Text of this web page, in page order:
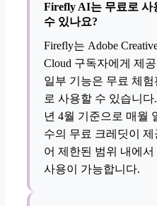
Firefly AI는 무료로 사
수 있나요?
Firefly는 Adobe
Cloud 구독자에게 제
일부 기능은 무료 체험
로 사용할 수 있습니다
년 4월 기준으로 매월
수의 무료 크레딧이 제
어 제한된 범위 내에서
사용이 가능합니다.